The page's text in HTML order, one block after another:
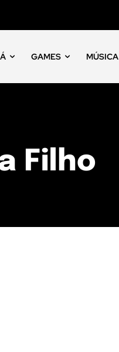
GAMES MÚSICA
Filho